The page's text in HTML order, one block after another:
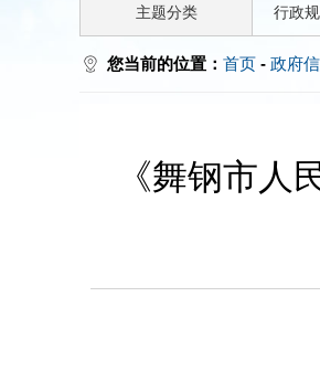
主题分类 行政
您当前的位置： 首页 - 政府
《舞钢市人